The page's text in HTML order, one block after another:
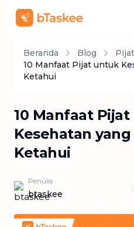
Beranda Blog
10 Manfaat Pijat untuk
Ketahui
10 Manfaat
Kesehatan
Ketahui
Penulis
btaskee